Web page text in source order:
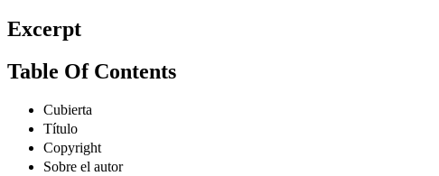
Excerpt
Table Of Contents
Cubierta
Título
Copyright
Sobre el autor